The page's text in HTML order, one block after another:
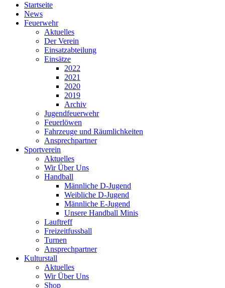
Startseite
News
Feuerwehr
Aktuelles
Der Verein
Einsatzabteilung
Einsätze
2022
2021
2020
2019
Archiv
Jugendfeuerwehr
Feuerlöwen
Fahrzeuge und Räumlichkeiten
Ansprechpartner
Sportverein
Aktuelles
Wir Über Uns
Handball
Männliche D-Jugend
Weibliche D-Jugend
Männliche E-Jugend
Unsere Handball Minis
Lauftreff
Freizeitfussball
Turnen
Ansprechpartner
Kulturstall
Aktuelles
Wir Über Uns
Shop